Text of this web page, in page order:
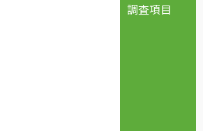
調査項目